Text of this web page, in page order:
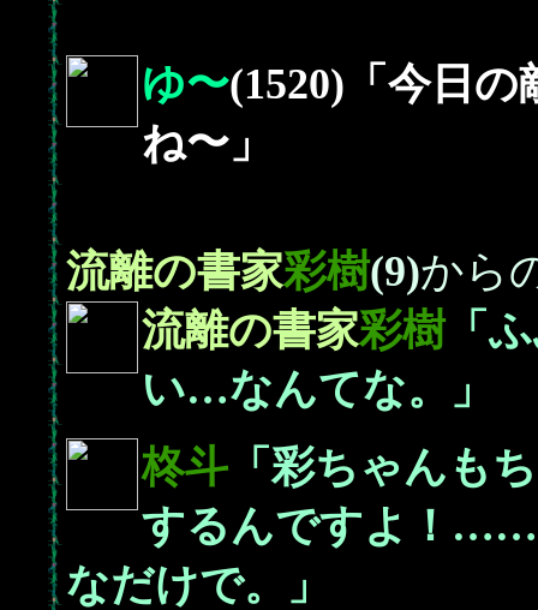
ゆ〜(1520)「今日
ね〜」
流離の書家彩樹(9)から
流離の書家彩樹「
い…なんてな。」
柊斗「彩ちゃんも
するんですよ！……
なだけで。」